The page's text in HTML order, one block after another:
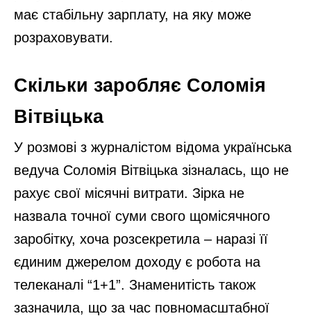
має стабільну зарплату, на яку може
розраховувати.
Скільки заробляє Соломія
Вітвіцька
У розмові з журналістом відома українська
ведуча Соломія Вітвіцька зізналась, що не
рахує свої місячні витрати. Зірка не
назвала точної суми свого щомісячного
заробітку, хоча розсекретила – наразі її
єдиним джерелом доходу є робота на
телеканалі “1+1”. Знаменитість також
зазначила, що за час повномасштабної